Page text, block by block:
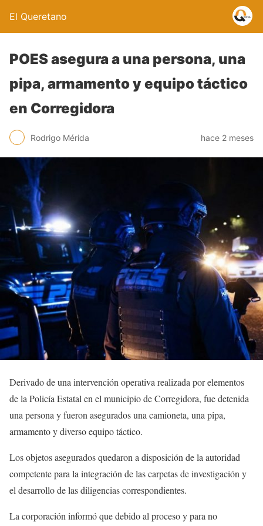
El Queretano
POES asegura a una persona, una
pipa, armamento y equipo táctico
en Corregidora
Rodrigo Mérida hace 2 meses
Derivado de una intervención operativa realizada por elementos
de la Policía Estatal en el municipio de Corregidora, fue detenida
una persona y fueron asegurados una camioneta, una pipa,
armamento y diverso equipo táctico.
Los objetos asegurados quedaron a disposición de la autoridad
competente para la integración de las carpetas de investigación y
el desarrollo de las diligencias correspondientes.
La corporación informó que debido al proceso y para no